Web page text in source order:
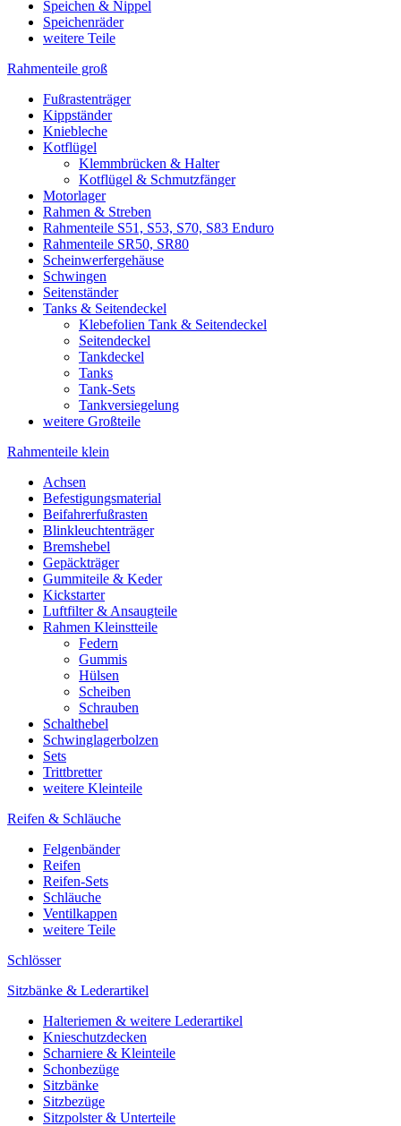
Speichen & Nippel
Speichenräder
weitere Teile
Rahmenteile groß
Fußrastenträger
Kippständer
Kniebleche
Kotflügel
Klemmbrücken & Halter
Kotflügel & Schmutzfänger
Motorlager
Rahmen & Streben
Rahmenteile S51, S53, S70, S83 Enduro
Rahmenteile SR50, SR80
Scheinwerfergehäuse
Schwingen
Seitenständer
Tanks & Seitendeckel
Klebefolien Tank & Seitendeckel
Seitendeckel
Tankdeckel
Tanks
Tank-Sets
Tankversiegelung
weitere Großteile
Rahmenteile klein
Achsen
Befestigungsmaterial
Beifahrerfußrasten
Blinkleuchtenträger
Bremshebel
Gepäckträger
Gummiteile & Keder
Kickstarter
Luftfilter & Ansaugteile
Rahmen Kleinstteile
Federn
Gummis
Hülsen
Scheiben
Schrauben
Schalthebel
Schwinglagerbolzen
Sets
Trittbretter
weitere Kleinteile
Reifen & Schläuche
Felgenbänder
Reifen
Reifen-Sets
Schläuche
Ventilkappen
weitere Teile
Schlösser
Sitzbänke & Lederartikel
Halteriemen & weitere Lederartikel
Knieschutzdecken
Scharniere & Kleinteile
Schonbezüge
Sitzbänke
Sitzbezüge
Sitzpolster & Unterteile